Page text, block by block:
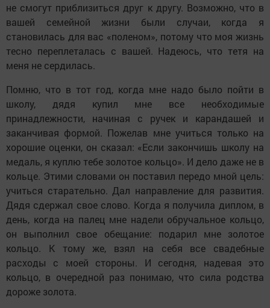
не смогут приблизиться друг к другу. Возможно, что в
вашей семейной жизни были случаи, когда я
становилась для вас «поленом», потому что моя жизнь
тесно переплеталась с вашей. Надеюсь, что тетя на
меня не сердилась.
Помню, что в тот год, когда мне надо было пойти в
школу, дядя купил мне все необходимые
принадлежности, начиная с ручек и карандашей и
заканчивая формой. Пожелав мне учиться только на
хорошие оценки, он сказал: «Если закончишь школу на
медаль, я куплю тебе золотое кольцо». И дело даже не в
кольце. Этими словами он поставил передо мной цель:
учиться старательно. Дал направление для развития.
Дядя сдержал свое слово. Когда я получила диплом, в
день, когда на палец мне надели обручальное кольцо,
он выполнил свое обещание: подарил мне золотое
кольцо. К тому же, взял на себя все свадебные
расходы с моей стороны. И сегодня, надевая это
кольцо, в очередной раз понимаю, что сила родства
дороже золота.